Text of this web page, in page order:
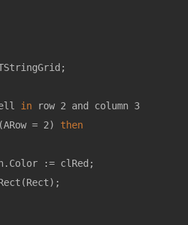
in row 2 and column 3
= 2) then
:= clRed;